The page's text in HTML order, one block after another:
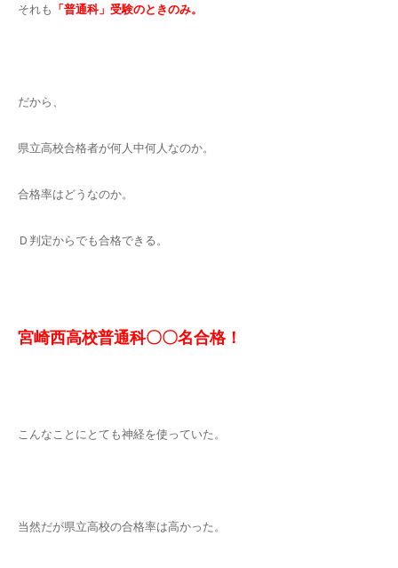
それも 「普通科」受験のときのみ。
だから、
県立高校合格者が何人中何人なのか。
合格率はどうなのか。
Ｄ判定からでも合格できる。
宮崎西高校普通科〇〇名合格！
こんなことにとても神経を使っていた。
当然だが県立高校の合格率は高かった。